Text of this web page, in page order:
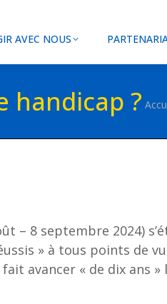
AVEC NOUS
handicap ?
– 8 septembre 2024)
» à tous points de
avancer « de dix ans